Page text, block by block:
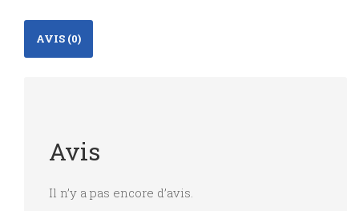
AVIS (0)
Avis
Il n’y a pas encore d’avis.